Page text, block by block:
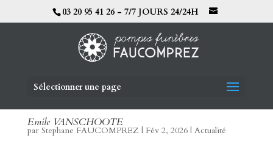
03 20 95 41 26 - 7/7 JOURS 24/24H
Sélectionner une page
Emile VANSCHOOTE
par Stephane FAUCOMPREZ | Fév 2, 2026| Actualité